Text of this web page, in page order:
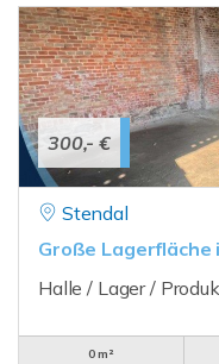
300,- €
Stendal
Große Lagerfläche
Halle / Lager /
0 m²